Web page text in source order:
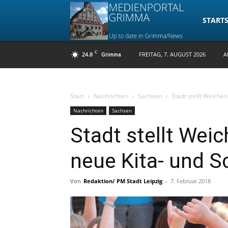
24.8 C Grimma FREITAG, 7. AUGUST 2026
Start Nachrichten Sachsen Stadt stellt
Nachrichten Sachsen
Stadt stellt
neue Kita- und
Von Redaktion/ PM Stadt Leipzig - 7. Februar 2018